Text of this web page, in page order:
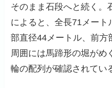
そのまま石段へと続く。
によると、全長71メート
部直径44メートル、前
周囲には馬蹄形の堀がめ
輪の配列が確認されてい